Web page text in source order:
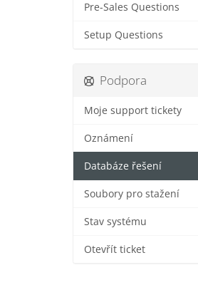
Pre-Sales Questions
Setup Questions
Podpora
Moje support tickety
Oznámení
Databáze řešení
Soubory pro stažení
Stav systému
Otevřít ticket